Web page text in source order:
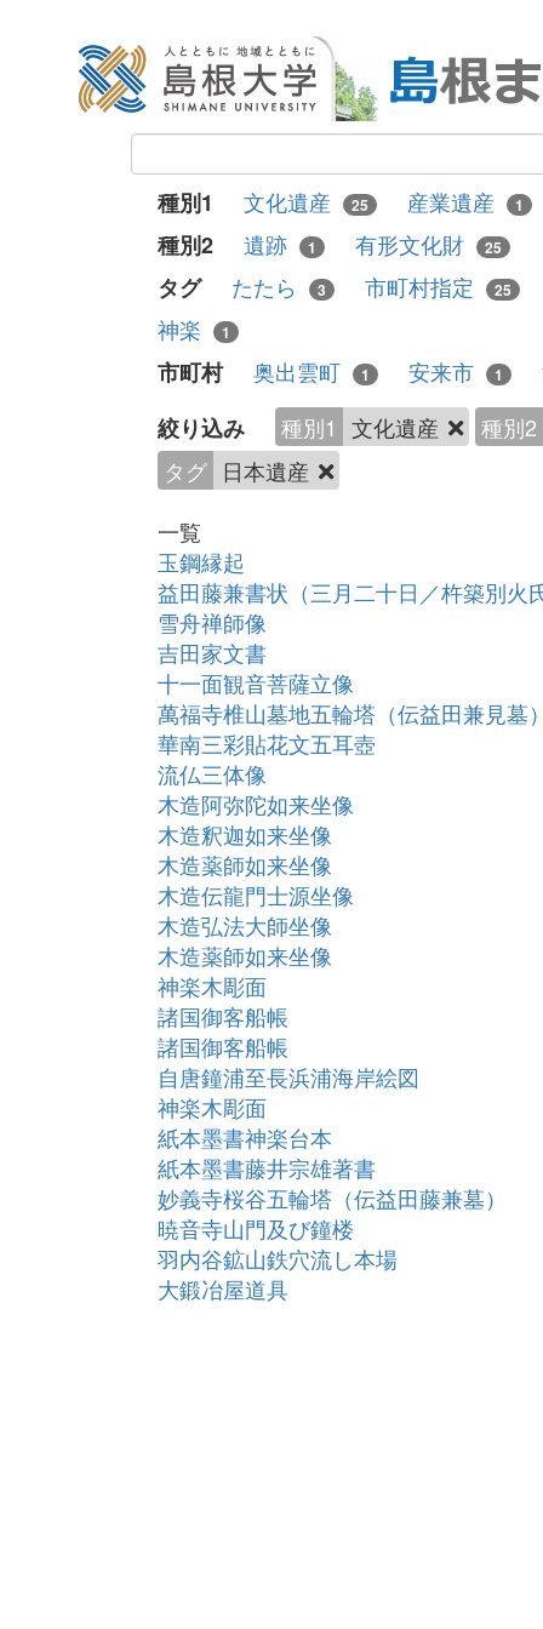
種別1 文化遺産 25 産業遺産 1
種別2 遺跡 1 有形文化財 25
タグ たたら 3 市町村指定 25
神楽 1
市町村 奥出雲町 1 安来市 1
絞り込み
種別1 文化遺産
種別2
タグ 日本遺産
一覧
玉鋼縁起
益田藤兼書状（三月二十日／杵築別火
雪舟禅師像
吉田家文書
十一面観音菩薩立像
萬福寺椎山墓地五輪塔（伝益田兼見墓
華南三彩貼花文五耳壺
流仏三体像
木造阿弥陀如来坐像
木造釈迦如来坐像
木造薬師如来坐像
木造伝龍門士源坐像
木造弘法大師坐像
木造薬師如来坐像
神楽木彫面
諸国御客船帳
諸国御客船帳
自唐鐘浦至長浜浦海岸絵図
神楽木彫面
紙本墨書神楽台本
紙本墨書藤井宗雄著書
妙義寺桜谷五輪塔（伝益田藤兼墓）
暁音寺山門及び鐘楼
羽内谷鉱山鉄穴流し本場
大鍛冶屋道具